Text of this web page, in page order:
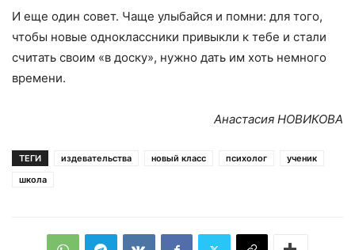
И еще один совет. Чаще улыбайся и помни: для того,
чтобы новые одноклассники привыкли к тебе и стали
считать своим «в доску», нужно дать им хоть немного
времени.
Анастасия НОВИКОВА
ТЕГИ издевательства новый класс психолог
ученик
школа